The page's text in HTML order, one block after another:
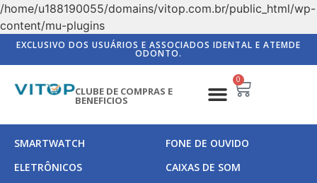
/home/u188190055/domains/vitop.com.br/public_html/wp-
content/mu-plugins
EXCLUSIVO DOS USUÁRIOS E ASSOCIADOS IDENTAL E ATEMDE
ODONTO.
CLUBE DE COMPRAS E
BENEFICIOS
0
SMARTWATCH
FONE DE OUVIDO
ELETRÔNICOS
CAIXAS DE SOM